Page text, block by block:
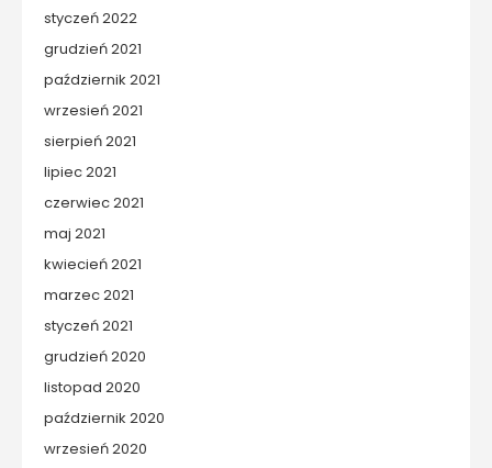
styczeń 2022
grudzień 2021
październik 2021
wrzesień 2021
sierpień 2021
lipiec 2021
czerwiec 2021
maj 2021
kwiecień 2021
marzec 2021
styczeń 2021
grudzień 2020
listopad 2020
październik 2020
wrzesień 2020